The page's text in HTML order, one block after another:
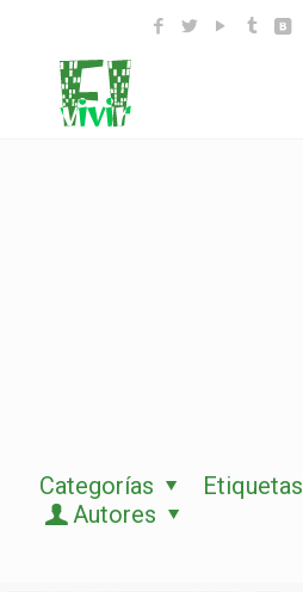
Categorías
Etiquetas
Autores